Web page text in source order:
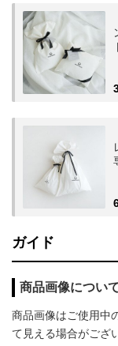
ガイド
商品画像につい
商品画像はご使用中
て見える場合がござ